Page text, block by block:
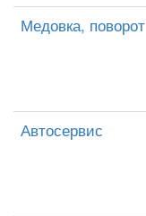
Медовка, поворот
Автосервис